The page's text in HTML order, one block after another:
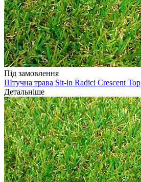
Під замовлення
Штучна трава Sit-in Radici Crescent Top
Детальніше